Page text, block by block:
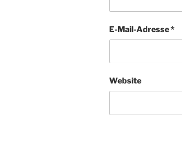
E-Mail-Adresse*
Website